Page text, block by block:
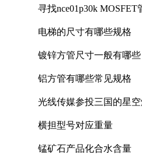
寻找nce01p30k
电梯的尺寸有哪些规格
镀锌方管尺寸一般有哪些
铝方管有哪些常见规格
光线传媒参投三国的星
横担型号对应重量
锰矿石产品化合水含量